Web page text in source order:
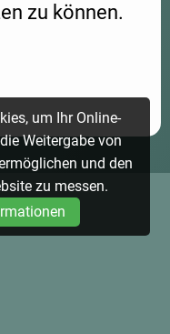
um Ihr Online-
Weitergabe von
und den
zu messen.
zu können.